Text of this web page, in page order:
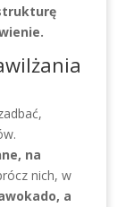
na
nich, w
a